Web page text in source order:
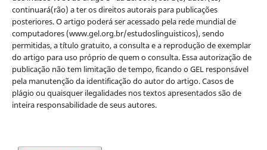
continuará(rão) a ter os direitos autorais para publicações
posteriores. O artigo poderá ser acessado pela rede mundial de
computadores (www.gel.org.br/estudoslinguisticos), sendo
permitidas, a título gratuito, a consulta e a reprodução de exemplar
do artigo para uso próprio de quem o consulta. Essa autorização de
publicação não tem limitação de tempo, ficando o GEL responsável
pela manutenção da identificação do autor do artigo. Casos de
plágio ou quaisquer ilegalidades nos textos apresentados são de
inteira responsabilidade de seus autores.